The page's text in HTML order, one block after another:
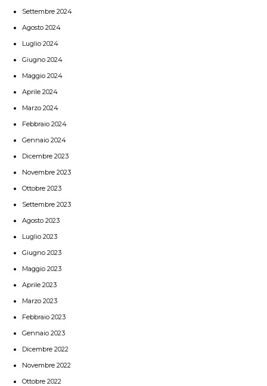
Settembre 2024
Agosto 2024
Luglio 2024
Giugno 2024
Maggio 2024
Aprile 2024
Marzo 2024
Febbraio 2024
Gennaio 2024
Dicembre 2023
Novembre 2023
Ottobre 2023
Settembre 2023
Agosto 2023
Luglio 2023
Giugno 2023
Maggio 2023
Aprile 2023
Marzo 2023
Febbraio 2023
Gennaio 2023
Dicembre 2022
Novembre 2022
Ottobre 2022